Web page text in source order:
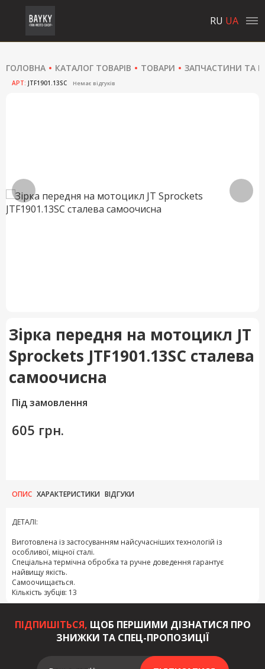
RU UA
ГОЛОВНА КАТАЛОГ ТОВАРІВ ТОВАРИ ЗАПЧАСТИНИ ТА
АРТ: JTF1901.13SC Немає відгуків
Зірка передня на мотоцикл JT
Sprockets JTF1901.13SC сталева
самоочисна
Під замовлення
605 грн.
ОПИС ХАРАКТЕРИСТИКИ ВІДГУКИ
ДЕТАЛІ:
Виготовлена із застосуванням найсучасніших технологій із
особливої, міцної сталі.
Спеціальна термічна обробка та ручне доведення гарантує
найвищу якість.
Самоочищається.
Кількість зубців: 13
ПІДПИШІТЬСЯ, ЩОБ ПЕРШИМИ ДІЗНАТИСЯ ПРО
ЗНИЖКИ ТА СПЕЦ-ПРОПОЗИЦІЇ